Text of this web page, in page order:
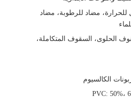
مضاد للرطوبة، مضاد
الحلوى، السقوف المتكاملة،
87٪